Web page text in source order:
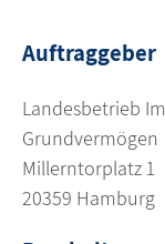
Auftraggeber
Landesbetrieb
Grundvermögen
Millerntorplatz 1
20359 Hamburg